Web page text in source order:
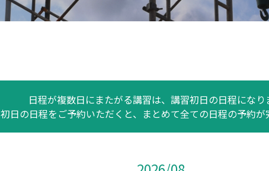
日程が複数日にまたがる講習は、講習初日の日程になり
初日の日程をご予約いただくと、まとめて全ての日程の予約が